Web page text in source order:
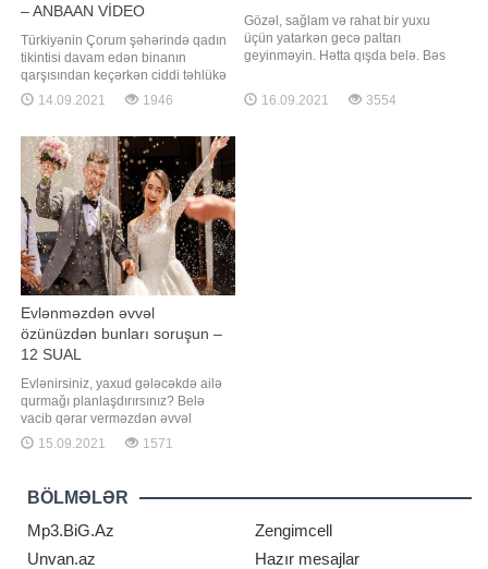
– ANBAAN VİDEO
Türkiyənin Çorum şəhərində qadın
tikintisi davam edən binanın
qarşısından keçərkən ciddi təhlükə
ilə üzləşib. -a istinadən xəbər verir
ki, hadisə anbaan inşaat
kameraları tərəfindən qeydə alınıb.
Görüntülərdə qadının onun üstünə
düşən armatur dirəklərdən
yayınmağa çalışdığ
14.09.2021 1946
Gözəl, sağlam və rahat bir yuxu
üçün yatarkən gecə paltarı
geyinməyin. Hətta qışda belə. Bəs
-a istinadən məlumat verir ki,
insanların təxminən 40 faizi
16.09.2021 3554
Evlənməzdən əvvəl
özünüzdən bunları soruşun –
12 SUAL
Evlənirsiniz, yaxud gələcəkdə ailə
qurmağı planlaşdırırsınız? Belə
vacib qərar verməzdən əvvəl
özünüzdən soruşmalı olduğunuz
suallara cavab vermisinizmi? Uzun
əvvəl nələrə diqqət etməlisiniz?. -a
istinadən sizə evlənmədən öncə
özünüzdən soruşmalı olduğunuz 12
sualı təqdi
15.09.2021 1571
BÖLMƏLƏR
Mp3.BiG.Az
Zengimcell
Unvan.az
Hazır mesajlar